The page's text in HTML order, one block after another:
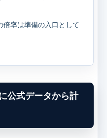
倍率は準備の入口として
公式データから計